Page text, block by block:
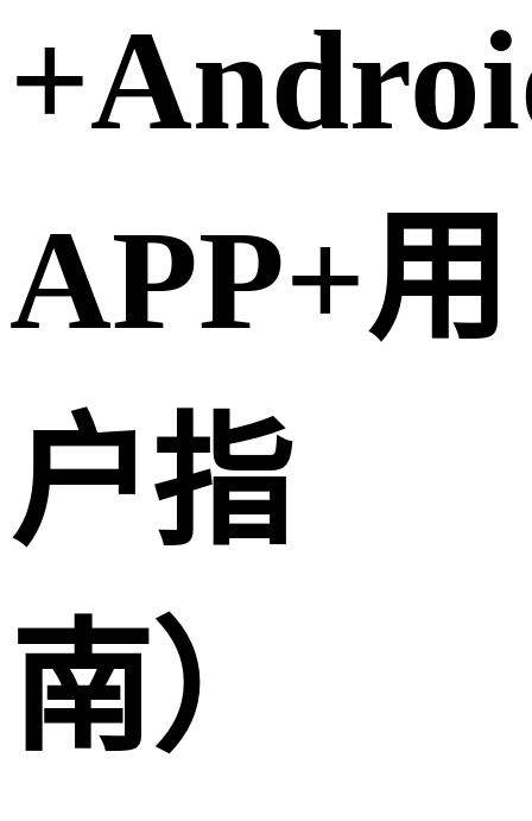
APP+用
户指
南）